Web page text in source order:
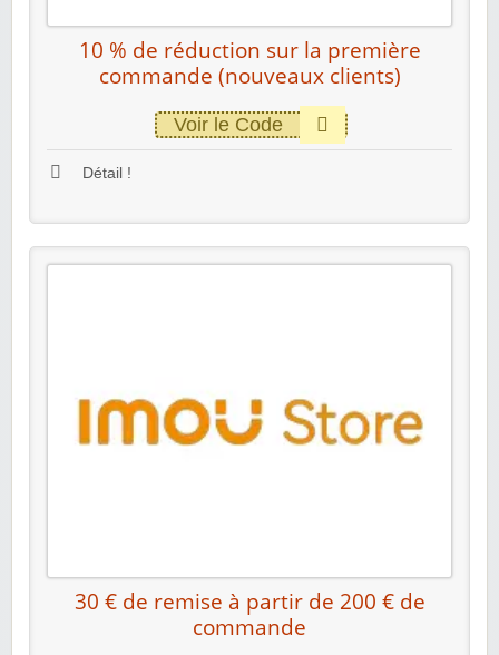
10 % de réduction sur la première
commande (nouveaux clients)
Voir le Code
Détail !
30 € de remise à partir de 200 € de
commande